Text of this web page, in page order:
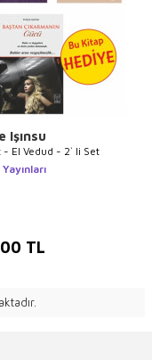
Işınsu
- El Vedud - 2` li Set
TL